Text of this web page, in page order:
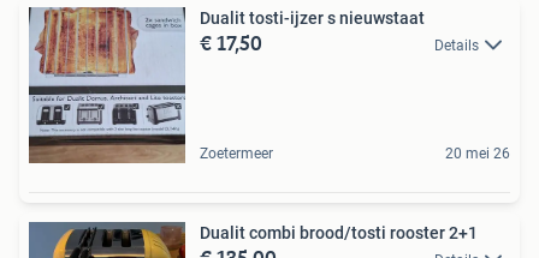
Dualit tosti-ijzer s nieuwstaat
€ 17,50 Details
Zoetermeer 20 mei 26
Dualit combi brood/tosti rooster 2+1